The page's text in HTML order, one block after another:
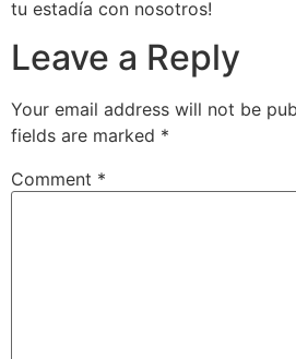
tu estadía con nosotros!
Leave a Reply
Your email address will not be
fields are marked *
Comment *